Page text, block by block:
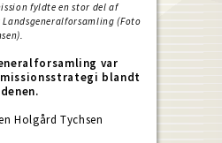
fyldte en stor del af
(Foto
var
missionsstrategi blandt
Holgård Tychsen